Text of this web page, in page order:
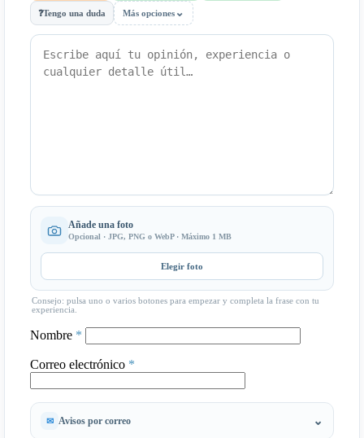
❓Tengo una duda Más opciones ⌄
Añade una foto
Opcional · JPG, PNG o WebP · Máximo 1 MB
Elegir foto
Consejo: pulsa uno o varios botones para empezar y completa la frase con tu
experiencia.
Nombre *
Correo electrónico *
Avisos por correo